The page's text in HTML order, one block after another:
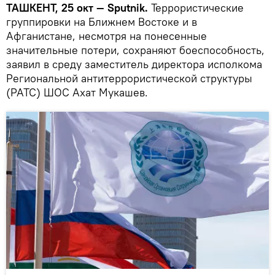
ТАШКЕНТ, 25 окт — Sputnik. Террористические
группировки на Ближнем Востоке и в
Афганистане, несмотря на понесенные
значительные потери, сохраняют боеспособность,
заявил в среду заместитель директора исполкома
Региональной антитеррористической структуры
(РАТС) ШОС Ахат Мукашев.